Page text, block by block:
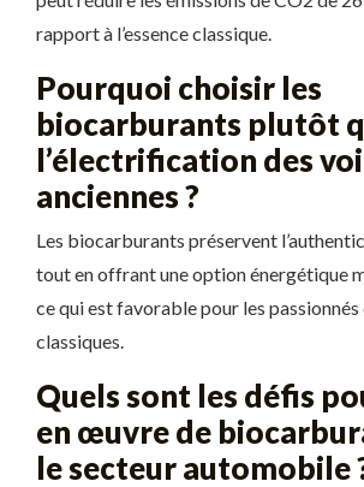
rapport à l’essence classique.
Pourquoi choisir les
biocarburants plutôt
l’électrification des
anciennes ?
Les biocarburants préservent
tout en offrant une option énergétique
ce qui est favorable pour les
classiques.
Quels sont les défis
en œuvre de
le secteur automobile